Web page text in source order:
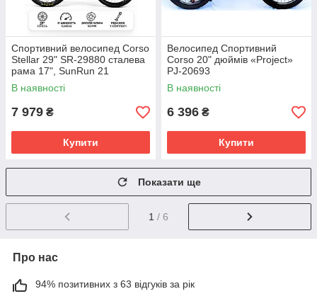
Спортивний велосипед Corso
Stellar 29" SR-29880 сталева
рама 17", SunRun 21
швидкість, дискові гальма
160мм, підніжка, зібраний на
В наявності
7 979 ₴
Купити
Велосипед Спортивний
Corso 20" дюймів «Project»
PJ-20693
В наявності
6 396 ₴
Купити
Показати ще
1 / 6
Про нас
94% позитивних з 63 відгуків за рік